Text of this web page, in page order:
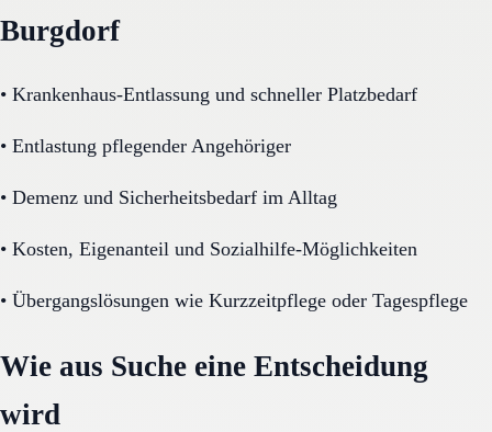
Burgdorf
• Krankenhaus-Entlassung und schneller Platzbedarf
• Entlastung pflegender Angehöriger
• Demenz und Sicherheitsbedarf im Alltag
• Kosten, Eigenanteil und Sozialhilfe-Möglichkeiten
• Übergangslösungen wie Kurzzeitpflege oder Tagespflege
Wie aus Suche eine Entscheidung
wird